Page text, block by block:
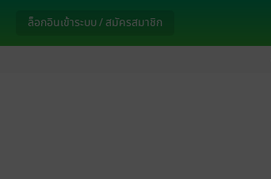
ล็อกอินเข้าระบบ / สมัครสมาชิก